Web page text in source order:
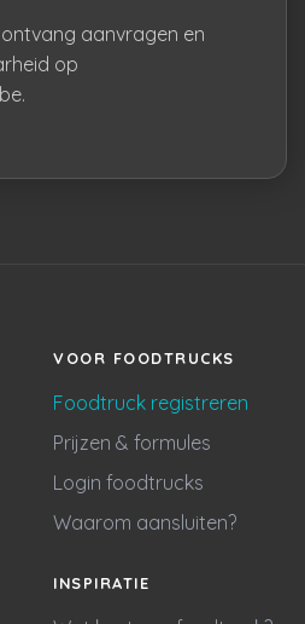
aanvragen en
op
VOOR FOODTRUCKS
Foodtruck registreren
Prijzen & formules
Login foodtrucks
Waarom aansluiten?
INSPIRATIE